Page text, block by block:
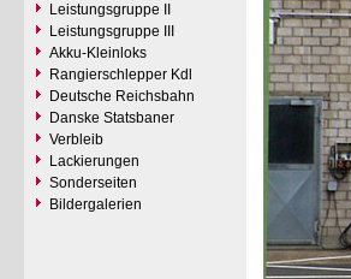
Leistungsgruppe II
Leistungsgruppe III
Akku-Kleinloks
Rangierschlepper Kdl
Deutsche Reichsbahn
Danske Statsbaner
Verbleib
Lackierungen
Sonderseiten
Bildergalerien